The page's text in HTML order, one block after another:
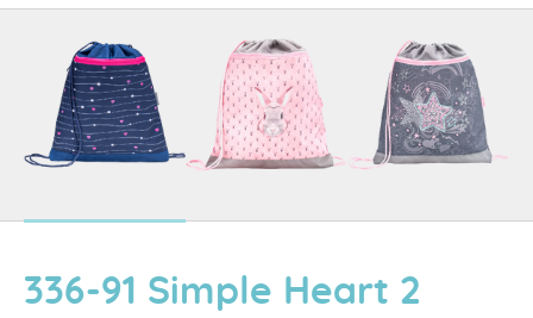
336-91 Simple Heart 2